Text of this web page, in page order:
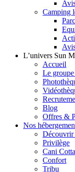
Camping
L’univers Sun
Accueil
Le
Blog
Offres &
Nos
Découvrir
Privilège
Cani
Confort
Tribu